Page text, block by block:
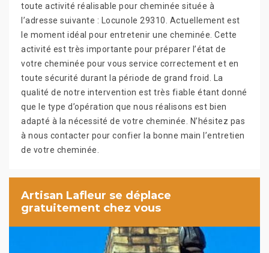
toute activité réalisable pour cheminée située à
l’adresse suivante : Locunole 29310. Actuellement est
le moment idéal pour entretenir une cheminée. Cette
activité est très importante pour préparer l’état de
votre cheminée pour vous service correctement et en
toute sécurité durant la période de grand froid. La
qualité de notre intervention est très fiable étant donné
que le type d’opération que nous réalisons est bien
adapté à la nécessité de votre cheminée. N’hésitez pas
à nous contacter pour confier la bonne main l’entretien
de votre cheminée.
Artisan Lafleur se déplace
gratuitement chez vous